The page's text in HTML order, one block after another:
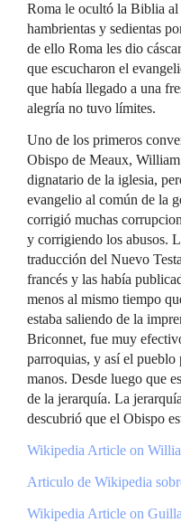
Roma le ocultó la Biblia al
hambrientas y sedientas
de ello Roma les dio
que escucharon el
que había llegado a una
alegría no tuvo límites.
Uno de los primeros
Obispo de Meaux,
dignatario de la iglesia,
evangelio al común de la
corrigió muchas
y corrigiendo los abusos.
traducción del Nuevo
francés y las había
menos al mismo tiempo
estaba saliendo de la
Briconnet, fue muy
parroquias, y así el
manos. Desde luego que
de la jerarquía. La
descubrió que el Obispo
Wikipedia Article on
Articulo de Wikipedia
Wikipedia Article on